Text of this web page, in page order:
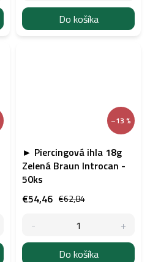
Do košíka
–13 %
► Piercingová ihla 18g
Zelená Braun Introcan -
50ks
€62,84
€54,46
Do košíka